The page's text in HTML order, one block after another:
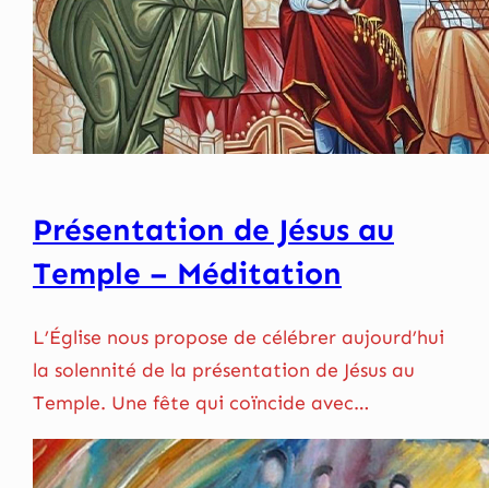
Présentation de Jésus au
Temple – Méditation
L’Église nous propose de célébrer aujourd’hui
la solennité de la présentation de Jésus au
Temple. Une fête qui coïncide avec…